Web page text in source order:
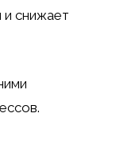
и снижает